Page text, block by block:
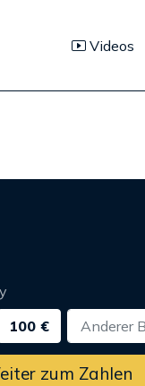
Videos
100 €
zum Zahlen